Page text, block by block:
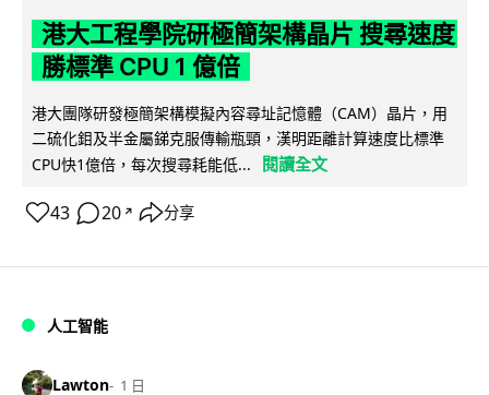
港大工程學院研極簡架構晶片 搜尋速度
勝標準 CPU 1 億倍
港大團隊研發極簡架構模擬內容尋址記憶體（CAM）晶片，用
二硫化鉬及半金屬銻克服傳輸瓶頸，漢明距離計算速度比標準
CPU快1億倍，每次搜尋耗能低...
閱讀全文
43 20 ↗ 分享
人工智能
Lawton 1 日